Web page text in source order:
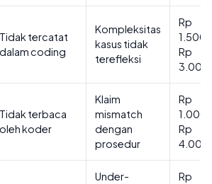
Tidak tercatat
dalam coding
Kompleksitas
kasus tidak
terefleksi
Rp
Rp
Tidak terbaca
oleh koder
Klaim
mismatch
dengan
prosedur
Rp
Rp
Under-
Rp